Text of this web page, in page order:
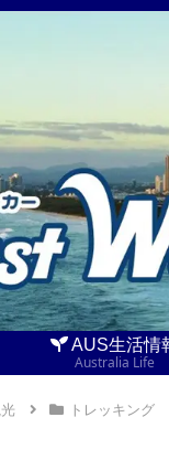
AUS生活情
Australia Life
トレッキング